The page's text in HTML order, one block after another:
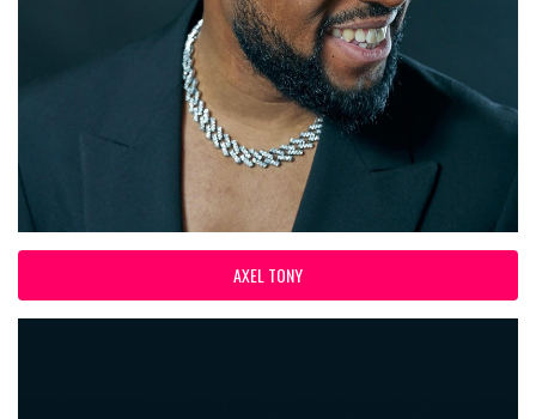
AXEL TONY